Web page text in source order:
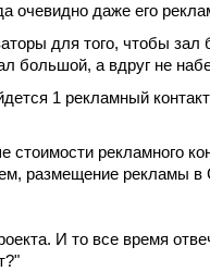
очевидно даже его
для того, чтобы
большой, а вдруг не
1 рекламный
рекламного
размещение рекламы
И то все время